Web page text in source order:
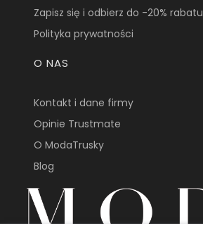
Zapisz się i odbierz do -20% rabatu
Polityka prywatności
O NAS
Kontakt i dane firmy
Opinie Trustmate
O ModaTrusky
Blog